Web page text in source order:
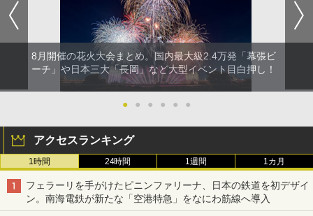
8月開催の花火大会まとめ。国内最大級2.4万発「幕張ビ
ーチ」や日本三大「長岡」など大型イベント目白押し！
● ● ● ● ● ●
アクセスランキング
1時間 24時間 1週間 1カ月
フェラーリを手がけたピニンファリーナ、日本の鉄道を初デザイ
ン。南海電鉄が新たな「空港特急」をなにわ筋線へ導入